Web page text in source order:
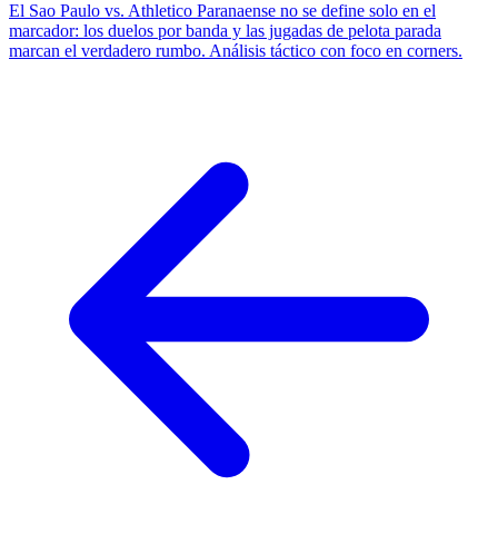
El Sao Paulo vs. Athletico Paranaense no se define solo en el
marcador: los duelos por banda y las jugadas de pelota parada
marcan el verdadero rumbo. Análisis táctico con foco en corners.